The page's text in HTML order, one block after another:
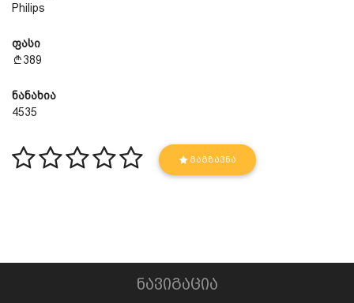
Philips
ფასი
389
ნანახია
4535
ᲒᲐᲒᲖᲐᲕᲜᲐ
ნავიგაცია